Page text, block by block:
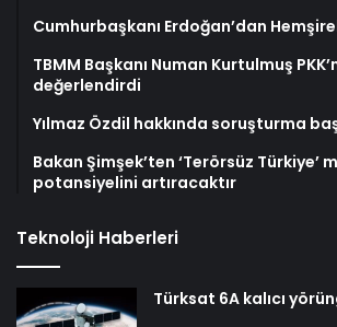
Cumhurbaşkanı Erdoğan’dan
TBMM Başkanı Numan Kurtulmuş
değerlendirdi
Yılmaz Özdil hakkında soruşturma
Bakan Şimşek’ten ‘Terörsüz Türkiye’
potansiyelini artıracaktır
Teknoloji Haberleri
Türksat 6A kalıcı